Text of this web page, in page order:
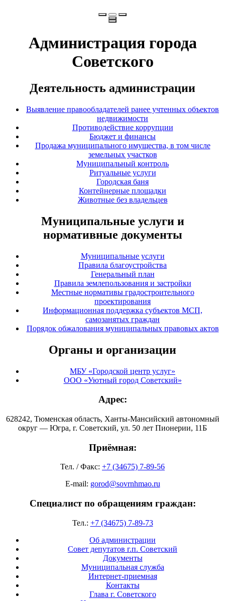
Администрация города
Советского
Деятельность администрации
Выявление правообладателей ранее учтенных объектов
недвижимости
Противодействие коррупции
Бюджет и финансы
Продажа муниципального имущества, в том числе
земельных участков
Муниципальный контроль
Ритуальные услуги
Городская баня
Контейнерные площадки
Животные без владельцев
Муниципальные услуги и
нормативные документы
Муниципальные услуги
Правила благоустройства
Генеральный план
Правила землепользования и застройки
Местные нормативы градостроительного
проектирования
Информационная поддержка субъектов МСП,
самозанятых граждан
Порядок обжалования муниципальных правовых актов
Органы и организации
МБУ «Городской центр услуг»
ООО «Уютный город Советский»
Адрес:
628242, Тюменская область, Ханты-Мансийский автономный
округ — Югра, г. Советский, ул. 50 лет Пионерии, 11Б
Приёмная:
Тел. / Факс: +7 (34675) 7-89-56
E-mail: gorod@sovrnhmao.ru
Специалист по обращениям граждан:
Тел.: +7 (34675) 7-89-73
Об администрации
Совет депутатов г.п. Советский
Документы
Муниципальная служба
Интернет-приемная
Контакты
Глава г. Советского